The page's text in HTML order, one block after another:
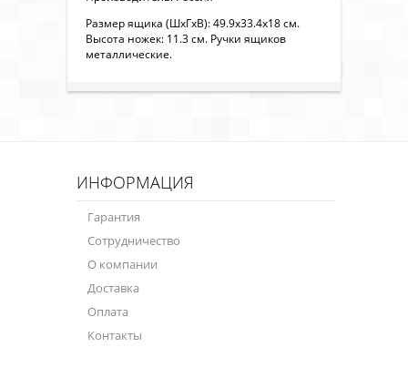
Размер ящика (ШxГxВ): 49.9х33.4х18 см.
Высота ножек: 11.3 см. Ручки ящиков
металлические.
ИНФОРМАЦИЯ
Гарантия
Сотрудничество
О компании
Доставка
Оплата
Контакты